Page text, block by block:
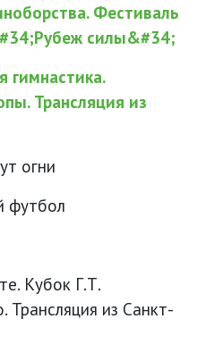
Фестиваль
силы&#34;
гимнастика.
Трансляция из
огни
футбол
Кубок Г.Т.
Трансляция из Санкт-